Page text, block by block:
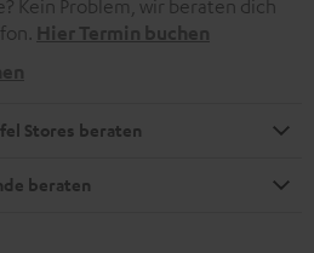
Kein Problem, wir beraten dich
Hier Termin buchen
Stores beraten
beraten